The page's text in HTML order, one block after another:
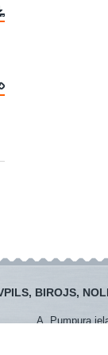
BIROJS,
A. Pumpura